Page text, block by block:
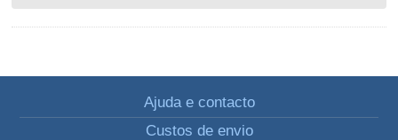
Ajuda e contacto
Custos de envio